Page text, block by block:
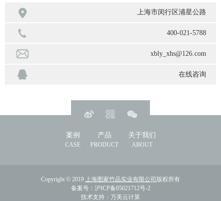
 上海市闵行区浦星公路
400-021-5788
xbly_xhs@126.com
在线咨询
案例
CASE
产品
PRODUCT
关于我们
ABOUT
Copyright © 2019 上海图家竹品实业有限公司 版权所有
备案号： 沪ICP备05021712号-2
技术支持： 万美云计算